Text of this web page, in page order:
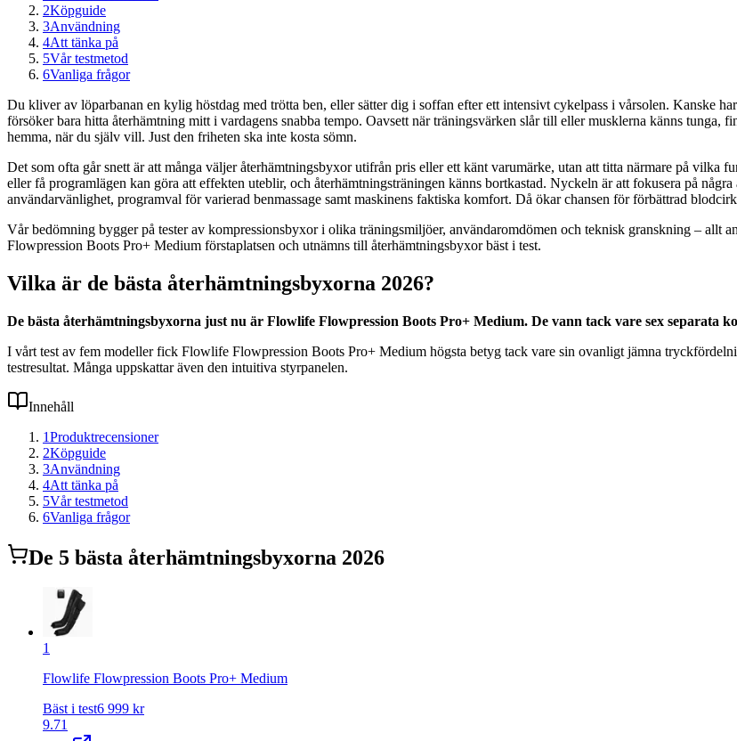
2Köpguide
3Användning
4Att tänka på
5Vår testmetod
6Vanliga frågor
Du kliver av löparbanan en kylig höstdag med trötta ben, eller sätter dig i soffan efter ett intensivt cykelpass i vårsolen. Kanske
försöker bara hitta återhämtning mitt i vardagens snabba tempo. Oavsett när träningsvärken slår till eller musklerna känns tunga,
hemma, när du själv vill. Just den friheten ska inte kosta sömn.
Det som ofta går snett är att många väljer återhämtningsbyxor utifrån pris eller ett känt varumärke, utan att titta närmare på
eller få programlägen kan göra att effekten uteblir, och återhämtningsträningen känns bortkastad. Nyckeln är att fokusera på
användarvänlighet, programval för varierad benmassage samt maskinens faktiska komfort. Då ökar chansen för förbättrad
Vår bedömning bygger på tester av kompressionsbyxor i olika träningsmiljöer, användaromdömen och teknisk granskning – allt
Flowpression Boots Pro+ Medium förstaplatsen och utnämns till återhämtningsbyxor bäst i test.
Vilka är de bästa återhämtningsbyxorna 2026?
De bästa återhämtningsbyxorna just nu är Flowlife Flowpression Boots Pro+ Medium. De vann tack vare sex separata
I vårt test av fem modeller fick Flowlife Flowpression Boots Pro+ Medium högsta betyg tack vare sin ovanligt jämna
testresultat. Många uppskattar även den intuitiva styrpanelen.
Innehåll
1Produktrecensioner
2Köpguide
3Användning
4Att tänka på
5Vår testmetod
6Vanliga frågor
De 5 bästa återhämtningsbyxorna 2026
1
Flowlife Flowpression Boots Pro+ Medium
Bäst i test6 999 kr
9.71